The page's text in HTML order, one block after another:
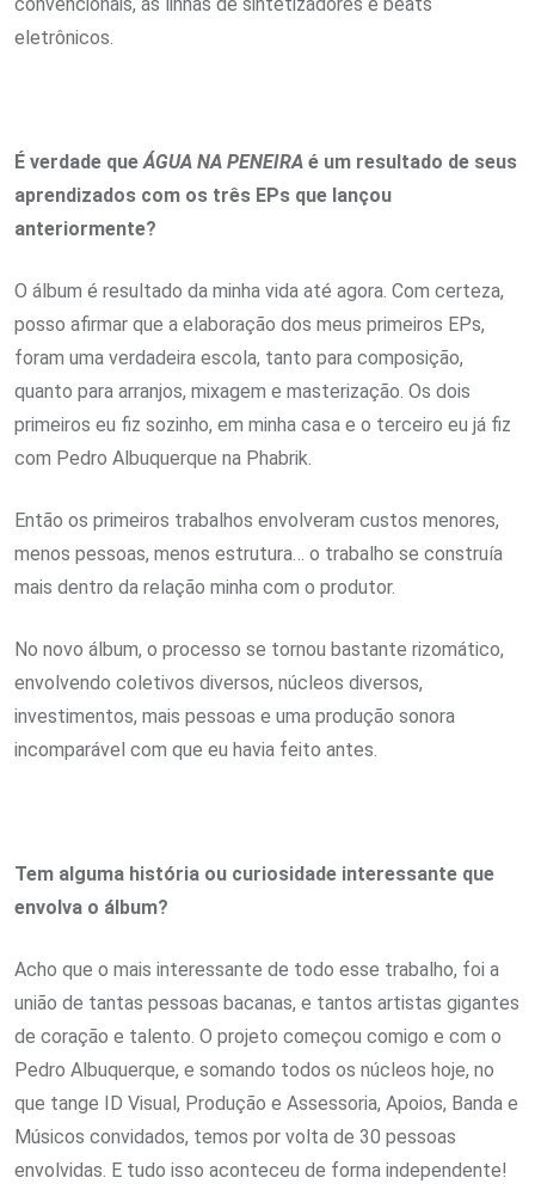
eletrônicos.
É verdade queÁGUA NA PENEIRA é um resultado de seus
aprendizados com os três EPs que lançou
anteriormente?
O álbum é resultado da minha vida até agora. Com certeza,
posso afirmar que a elaboração dos meus primeiros EPs,
foram uma verdadeira escola, tanto para composição,
quanto para arranjos, mixagem e masterização. Os dois
primeiros eu fiz sozinho, em minha casa e o terceiro eu já fiz
com Pedro Albuquerque na Phabrik.
Então os primeiros trabalhos envolveram custos menores,
menos pessoas, menos estrutura… o trabalho se construía
mais dentro da relação minha com o produtor.
No novo álbum, o processo se tornou bastante rizomático,
envolvendo coletivos diversos, núcleos diversos,
investimentos, mais pessoas e uma produção sonora
incomparável com que eu havia feito antes.
Tem alguma história ou curiosidade interessante que
envolva o álbum?
Acho que o mais interessante de todo esse trabalho, foi a
união de tantas pessoas bacanas, e tantos artistas gigantes
de coração e talento. O projeto começou comigo e com o
Pedro Albuquerque, e somando todos os núcleos hoje, no
que tange ID Visual, Produção e Assessoria, Apoios, Banda e
Músicos convidados, temos por volta de 30 pessoas
envolvidas. E tudo isso aconteceu de forma independente!